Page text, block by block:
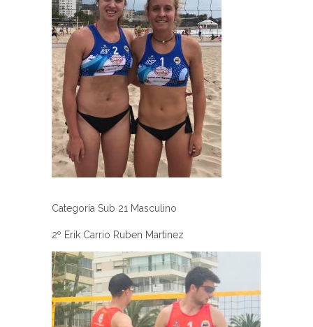
Categoría Sub 21 Masculino
2º Erik Carrio Ruben Martinez